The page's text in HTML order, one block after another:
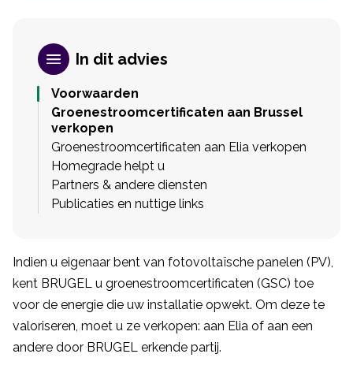
In dit advies
Voorwaarden
Groenestroomcertificaten aan Brussel
verkopen
Groenestroomcertificaten aan Elia verkopen
Homegrade helpt u
Partners & andere diensten
Publicaties en nuttige links
Indien u eigenaar bent van fotovoltaïsche panelen (PV),
kent BRUGEL u groenestroomcertificaten (GSC) toe
voor de energie die uw installatie opwekt. Om deze te
valoriseren, moet u ze verkopen: aan Elia of aan een
andere door BRUGEL erkende partij.